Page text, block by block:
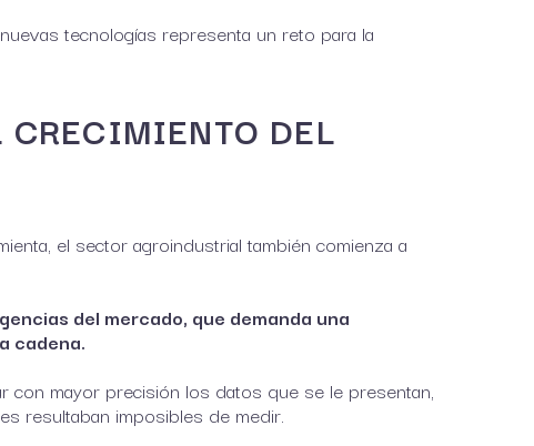
tecnologías representa un reto para la
DEL
el sector agroindustrial también comienza a
del mercado, que demanda una
cadena.
con mayor precisión los datos que se le presentan,
resultaban imposibles de medir.